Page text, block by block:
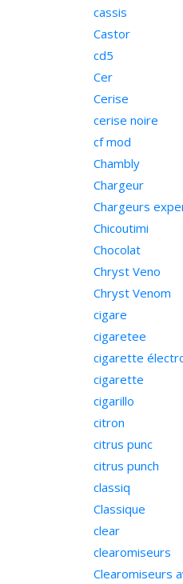
cassis
Castor
cd5
Cer
Cerise
cerise noire
cf mod
Chambly
Chargeur
Chargeurs
Chicoutimi
Chocolat
Chryst Veno
Chryst Venom
cigare
cigaretee
cigarette
cigarette
cigarillo
citron
citrus punc
citrus punch
classiq
Classique
clear
clearomiseurs
Clearomiseurs